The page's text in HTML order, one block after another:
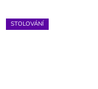
STOLOVÁNÍ